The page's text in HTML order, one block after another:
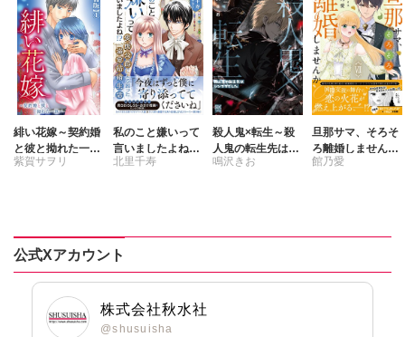
緋い花嫁～契約婚
と彼と拗れた一族
～【合冊版】
紫賀サヲリ
私のこと嫌いって
言いましたよね!?
変態公爵による困
北里千寿
殺人鬼×転生～殺
人鬼の転生先はシ
ンママでした～
鳴沢きお
旦那サマ、そろそ
ろ離婚しません
か？Ⅶ
館乃愛
公式Xアカウント
株式会社秋水社
@shusuisha